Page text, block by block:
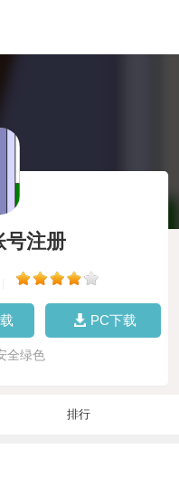
号注册
PC下载
全绿色
排行